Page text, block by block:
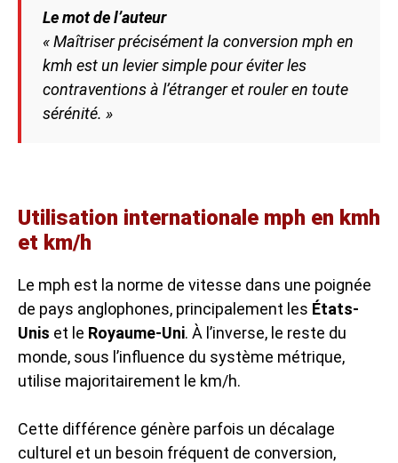
Le mot de l’auteur
« Maîtriser précisément la conversion mph en
kmh est un levier simple pour éviter les
contraventions à l’étranger et rouler en toute
sérénité. »
Utilisation internationale mph en kmh
et km/h
Le mph est la norme de vitesse dans une poignée
de pays anglophones, principalement les États-
Unis et le Royaume-Uni. À l’inverse, le reste du
monde, sous l’influence du système métrique,
utilise majoritairement le km/h.
Cette différence génère parfois un décalage
culturel et un besoin fréquent de conversion,